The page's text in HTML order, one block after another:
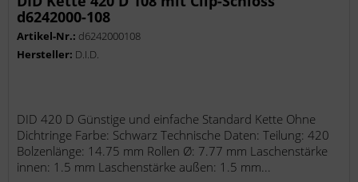
d6242000-108
Artikel-Nr.: d6242000108
Hersteller: D.I.D.
DID 420 D Günstige und einfache Standard Kette Ohne
Dichtringe Farbe: Schwarz Technische Daten: Teilung: 420
Bolzenlänge: 14.75 mm Rollen Ø: 7.77 mm Laschenstärke
innen: 1.5 mm Laschenstärke außen: 1.5 mm...